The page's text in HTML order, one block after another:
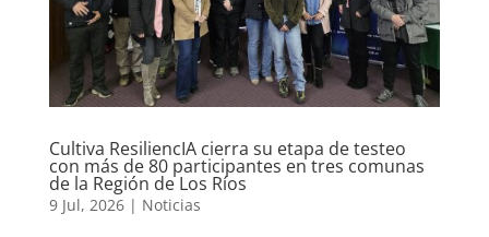
Cultiva ResiliencIA cierra su etapa de testeo
con más de 80 participantes en tres comunas
de la Región de Los Ríos
9 Jul, 2026| Noticias